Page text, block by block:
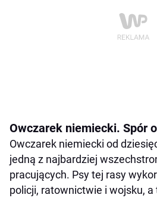
Owczarek niemiecki. Spór
Owczarek niemiecki od
jedną z najbardziej
pracujących. Psy tej rasy
policji, ratownictwie i wojsku, a